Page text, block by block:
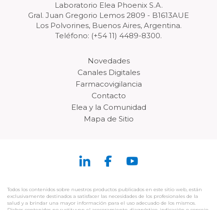
Laboratorio Elea Phoenix S.A.
Gral. Juan Gregorio Lemos 2809 - B1613AUE
Los Polvorines, Buenos Aires, Argentina.
Teléfono: (+54 11) 4489-8300.
Novedades
Canales Digitales
Farmacovigilancia
Contacto
Elea y la Comunidad
Mapa de Sitio
Todos los contenidos sobre nuestros productos publicados en este sitio web, están
exclusivamente destinados a satisfacer las necesidades de los profesionales de la
salud y a brindar una mayor información para el uso adecuado de los mismos.